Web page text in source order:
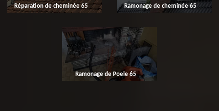
Réparation de cheminée 65 Ramonage de cheminée 65
Ramonage de Poele 65